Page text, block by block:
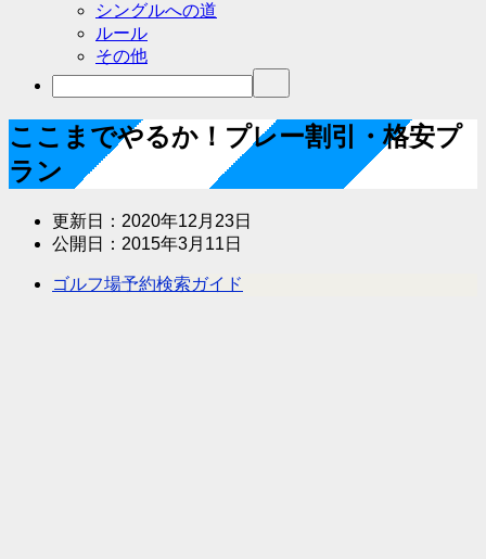
シングルへの道
ルール
その他
ここまでやるか！プレー割引・格安プ
ラン
更新日： 2020年12月23日
公開日： 2015年3月11日
ゴルフ場予約検索ガイド